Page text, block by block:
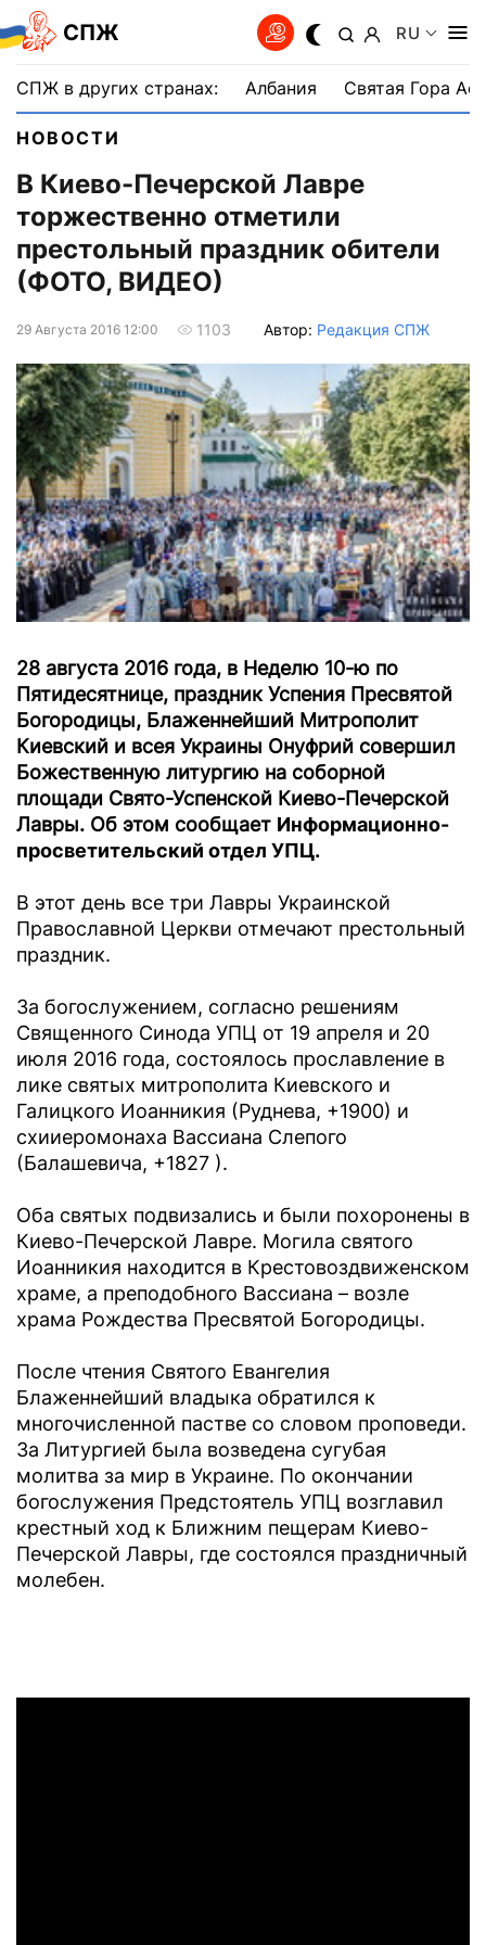
СПЖ RU
СПЖ в других странах: Албания Святая Гора
НОВОСТИ
В Киево-Печерской Лавре
торжественно отметили
престольный праздник обители
(ФОТО, ВИДЕО)
29 Августа 2016 12:00 1103 Автор: Редакция СПЖ
28 августа 2016 года, в Неделю 10-ю по
Пятидесятнице, праздник Успения Пресвятой
Богородицы, Блаженнейший Митрополит
Киевский и всея Украины Онуфрий совершил
Божественную литургию на соборной
площади Свято-Успенской Киево-Печерской
Лавры. Об этом сообщает Информационно-
просветительский отдел УПЦ.
В этот день все три Лавры Украинской
Православной Церкви отмечают престольный
праздник.
За богослужением, согласно решениям
Священного Синода УПЦ от 19 апреля и 20
июля 2016 года, состоялось прославление в
лике святых митрополита Киевского и
Галицкого Иоанникия (Руднева, +1900) и
схииеромонаха Вассиана Слепого
(Балашевича, +1827 ).
Оба святых подвизались и были похоронены в
Киево-Печерской Лавре. Могила святого
Иоанникия находится в Крестовоздвиженском
храме, а преподобного Вассиана – возле
храма Рождества Пресвятой Богородицы.
После чтения Святого Евангелия
Блаженнейший владыка обратился к
многочисленной пастве со словом проповеди.
За Литургией была возведена сугубая
молитва за мир в Украине. По окончании
богослужения Предстоятель УПЦ возглавил
крестный ход к Ближним пещерам Киево-
Печерской Лавры, где состоялся праздничный
молебен.